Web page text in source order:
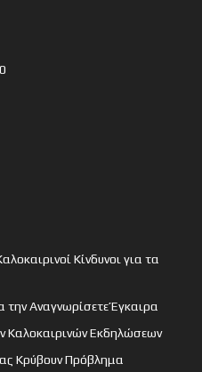
Κίνδυνοι για τα
Αναγνωρίσετε Έγκαιρα
Καλοκαιρινών Εκδηλώσεων
Κρύβουν Πρόβλημα